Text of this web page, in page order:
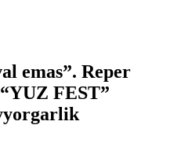
emas”. Reper
FEST”